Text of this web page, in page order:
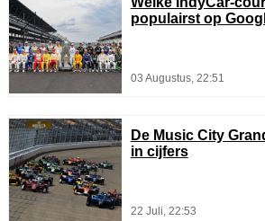
populairst op
03 Augustus, 22:51
De Music City
in cijfers
22 Juli, 22:53